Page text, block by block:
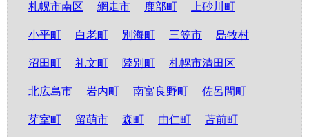
札幌市南区 網走市 鹿部町 上砂川町
小平町 白老町 別海町 三笠市 島牧村
沼田町 礼文町 陸別町 札幌市清田区
北広島市 岩内町 南富良野町 佐呂間町
芽室町 留萌市 森町 由仁町 苫前町